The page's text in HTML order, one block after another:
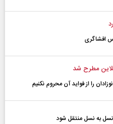
افشاگری
مطرح شد
را از فواید آن محروم نکنیم
به نسل منتقل شود